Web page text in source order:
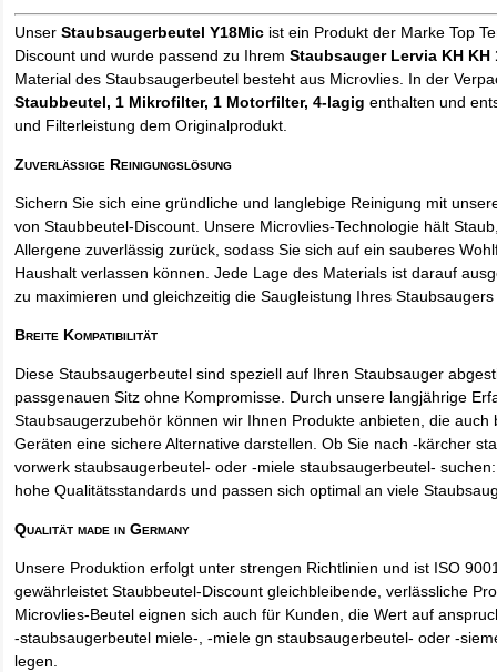
UnserStaubsaugerbeutel Y18Mic ist ein Produkt der Marke Top
Discount und wurde passend zu IhremStaubsauger Lervia KH KH
Material des Staubsaugerbeutel besteht aus Microvlies. In der
Staubbeutel, 1 Mikrofilter, 1 Motorfilter, 4-lagig enthalten und
und Filterleistung dem Originalprodukt.
Zuverlässige Reinigungslösung
Sichern Sie sich eine gründliche und langlebige Reinigung mit
von Staubbeutel-Discount. Unsere Microvlies-Technologie hält
Allergene zuverlässig zurück, sodass Sie sich auf ein sauberes
Haushalt verlassen können. Jede Lage des Materials ist darauf
zu maximieren und gleichzeitig die Saugleistung Ihres
Breite Kompatibilität
Diese Staubsaugerbeutel sind speziell auf Ihren Staubsauger
passgenauen Sitz ohne Kompromisse. Durch unsere langjährige
Staubsaugerzubehör können wir Ihnen Produkte anbieten, die auch
Geräten eine sichere Alternative darstellen. Ob Sie nach -kärcher
vorwerk staubsaugerbeutel- oder -miele staubsaugerbeutel-
hohe Qualitätsstandards und passen sich optimal an viele
Qualität made in Germany
Unsere Produktion erfolgt unter strengen Richtlinien und ist ISO
gewährleistet Staubbeutel-Discount gleichbleibende, verlässliche
Microvlies-Beutel eignen sich auch für Kunden, die Wert auf
-staubsaugerbeutel miele-, -miele gn staubsaugerbeutel- oder -
legen.